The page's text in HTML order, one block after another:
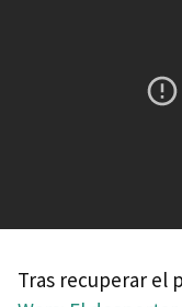
Tras recuperar el